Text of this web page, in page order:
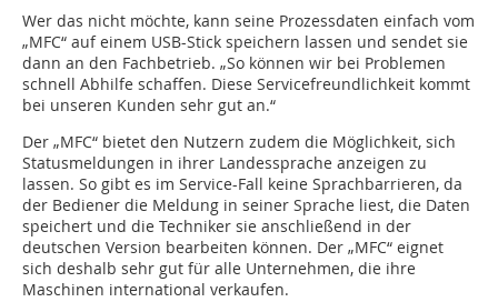
Wer das nicht möchte, kann seine Prozessdaten einfach vom
„MFC“ auf einem USB-Stick speichern lassen und sendet sie
dann an den Fachbetrieb. „So können wir bei Problemen
schnell Abhilfe schaffen. Diese Servicefreundlichkeit kommt
bei unseren Kunden sehr gut an.“
Der „MFC“ bietet den Nutzern zudem die Möglichkeit, sich
Statusmeldungen in ihrer Landessprache anzeigen zu
lassen. So gibt es im Service-Fall keine Sprachbarrieren, da
der Bediener die Meldung in seiner Sprache liest, die Daten
speichert und die Techniker sie anschließend in der
deutschen Version bearbeiten können. Der „MFC“ eignet
sich deshalb sehr gut für alle Unternehmen, die ihre
Maschinen international verkaufen.